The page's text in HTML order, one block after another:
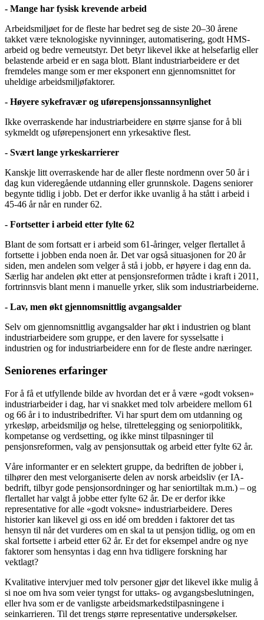
- Mange har fysisk krevende arbeid
Arbeidsmiljøet for de fleste har bedret seg de siste 20–30 årene
takket være teknologiske nyvinninger, automatisering, godt HMS-
arbeid og bedre verneutstyr. Det betyr likevel ikke at helsefarlig eller
belastende arbeid er en saga blott. Blant industriarbeidere er det
fremdeles mange som er mer eksponert enn gjennomsnittet for
uheldige arbeidsmiljøfaktorer.
- Høyere sykefravær og uførepensjonssannsynlighet
Ikke overraskende har industriarbeidere en større sjanse for å bli
sykmeldt og uførepensjonert enn yrkesaktive flest.
- Svært lange yrkeskarrierer
Kanskje litt overraskende har de aller fleste nordmenn over 50 år i
dag kun videregående utdanning eller grunnskole. Dagens seniorer
begynte tidlig i jobb. Det er derfor ikke uvanlig å ha stått i arbeid i
45-46 år når en runder 62.
- Fortsetter i arbeid etter fylte 62
Blant de som fortsatt er i arbeid som 61-åringer, velger flertallet å
fortsette i jobben enda noen år. Det var også situasjonen for 20 år
siden, men andelen som velger å stå i jobb, er høyere i dag enn da.
Særlig har andelen økt etter at pensjonsreformen trådte i kraft i 2011,
fortrinnsvis blant menn i manuelle yrker, slik som industriarbeiderne.
- Lav, men økt gjennomsnittlig avgangsalder
Selv om gjennomsnittlig avgangsalder har økt i industrien og blant
industriarbeidere som gruppe, er den lavere for sysselsatte i
industrien og for industriarbeidere enn for de fleste andre næringer.
Seniorenes erfaringer
For å få et utfyllende bilde av hvordan det er å være «godt voksen»
industriarbeider i dag, har vi snakket med tolv arbeidere mellom 61
og 66 år i to industribedrifter. Vi har spurt dem om utdanning og
yrkesløp, arbeidsmiljø og helse, tilrettelegging og seniorpolitikk,
kompetanse og verdsetting, og ikke minst tilpasninger til
pensjonsreformen, valg av pensjonsuttak og arbeid etter fylte 62 år.
Våre informanter er en selektert gruppe, da bedriften de jobber i,
tilhører den mest velorganiserte delen av norsk arbeidsliv (er IA-
bedrift, tilbyr gode pensjonsordninger og har seniortiltak m.m.) – og
flertallet har valgt å jobbe etter fylte 62 år. De er derfor ikke
representative for alle «godt voksne» industriarbeidere. Deres
historier kan likevel gi oss en idé om bredden i faktorer det tas
hensyn til når det vurderes om en skal ta ut pensjon tidlig, og om en
skal fortsette i arbeid etter 62 år. Er det for eksempel andre og nye
faktorer som hensyntas i dag enn hva tidligere forskning har
vektlagt?
Kvalitative intervjuer med tolv personer gjør det likevel ikke mulig å
si noe om hva som veier tyngst for uttaks- og avgangsbeslutningen,
eller hva som er de vanligste arbeidsmarkedstilpasningene i
seinkarrieren. Til det trengs større representative undersøkelser.